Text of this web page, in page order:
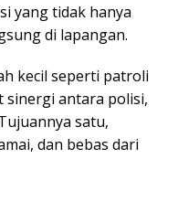
yang tidak hanya
di lapangan.
kecil seperti patroli
sinergi antara polisi,
satu,
dan bebas dari